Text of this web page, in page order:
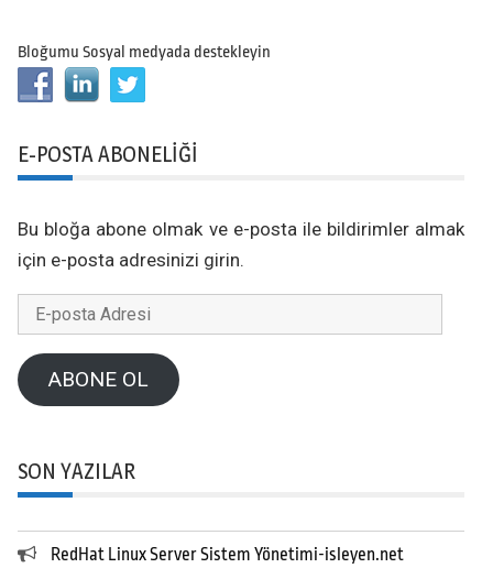
Bloğumu Sosyal medyada destekleyin
E-POSTA ABONELIĞI
Bu bloğa abone olmak ve e-posta ile bildirimler almak
için e-posta adresinizi girin.
posta
AdresiABONE OL
SON YAZILAR
RedHat Linux Server Sistem Yönetimi-isleyen.net